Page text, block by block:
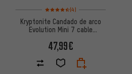
Valoración media: 4,5 de 5 basada
(4)
Kryptonite Candado de arco
Evolution Mini 7 cable
47,99€